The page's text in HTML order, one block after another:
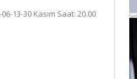
13-30 Kasım Saat: 20.00